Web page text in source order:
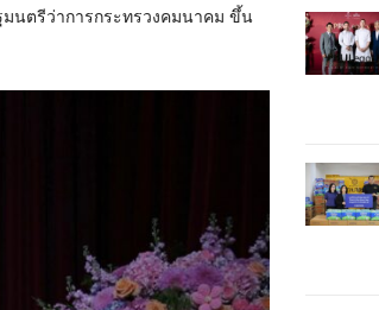
มนตรีว่าการกระทรวงคมนาคม ขึ้น